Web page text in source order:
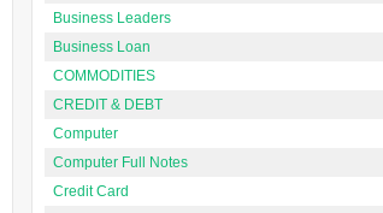
Business Leaders
Business Loan
COMMODITIES
CREDIT & DEBT
Computer
Computer Full Notes
Credit Card